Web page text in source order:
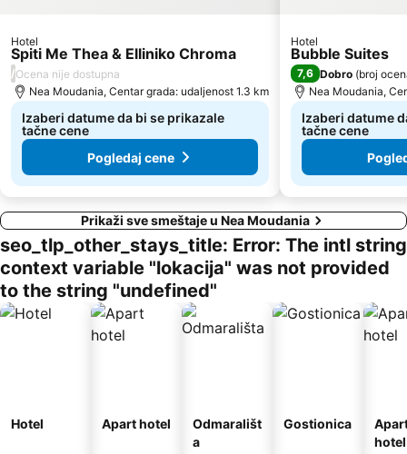
Nea Skioni
1st Walk Beach-White Tower-Fountain-Ayios Dimitrios-Ayia Sofia
Thessaloniki International Exhibition Centre
Tsimiski street
Plaža Koviou
Pristanište Pirgadikja
Kamara
Agios Antonios
Hotel
Spiti Me Thea & Elliniko Chroma
/Ocena nije dostupna
Nea Moudania, Centar grada: udaljenost 1.3 km
Izaberi datume da bi se prikazale
tačne cene
Pogledaj cene
Hotel
Bubble Suites
7,6 Dobro (broj
Nea Moudania,
Izaberi datume
tačne cene
Prikaži sve smeštaje u Nea Moudania
seo_tlp_other_stays_title: Error: The intl string
context variable "lokacija" was not provided
to the string "undefined"
Hotel Apart hotel
Odmarališt
a
Gostionica
hotel